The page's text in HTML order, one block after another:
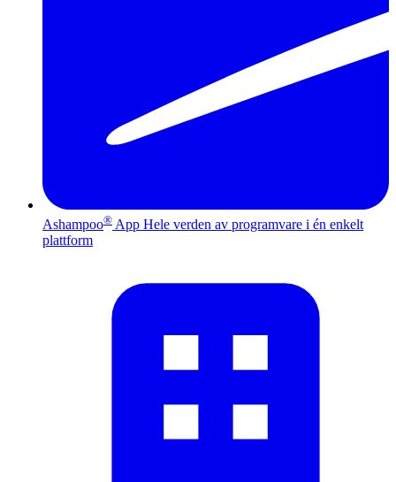
Ashampoo® App Hele verden av programvare i én enkelt
plattform